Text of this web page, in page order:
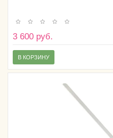
3 600 руб.
В КОРЗИНУ